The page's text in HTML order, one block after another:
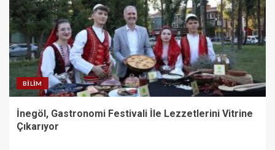
BILIM
İnegöl, Gastronomi Festivali İle Lezzetlerini Vitrine
Çıkarıyor